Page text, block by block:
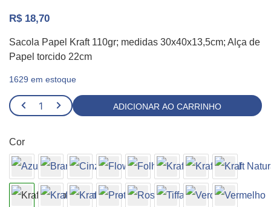
R$18,70
Sacola Papel Kraft 110gr; medidas 30x40x13,5cm; Alça de
Papel torcido 22cm
1629 em estoque
Sacola
Papel
Kraft
Preto
10
ADICIONAR AO CARRINHO
Cor